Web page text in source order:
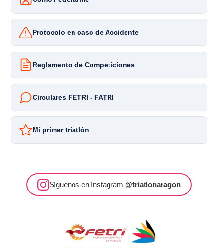
Protocolo en caso de Accidente
Reglamento de Competiciones
Circulares FETRI - FATRI
Mi primer triatlón
Síguenos en Instagram @triatlonaragon